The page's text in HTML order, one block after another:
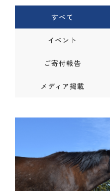
すべて
イベント
ご寄付報告
メディア掲載